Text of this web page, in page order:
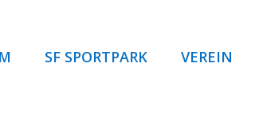
SF SPORTPARK VEREIN